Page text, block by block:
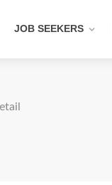
JOB SEEKERS